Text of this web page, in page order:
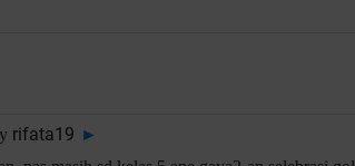
rifata19 ►